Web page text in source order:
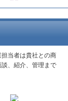
当者は貴社との商
、紹介、管理まで